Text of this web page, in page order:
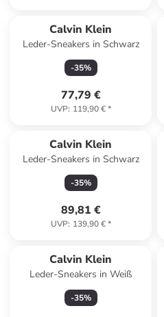
Calvin Klein
Leder-Sneakers in Schwarz
-35%
77,79 €
UVP: 119,90 €*
Calvin Klein
Leder-Sneakers in Schwarz
-35%
89,81 €
UVP: 139,90 €*
Calvin Klein
Leder-Sneakers in Weiß
-35%